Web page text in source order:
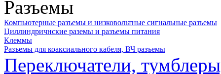
Разъемы
Компьютерные разъемы и низковольтные сигнальные разъемы
Циллиндричнские раземы и разъемы питания
Клеммы
Разъемы для коаксиального кабеля, ВЧ разъемы
Переключатели,